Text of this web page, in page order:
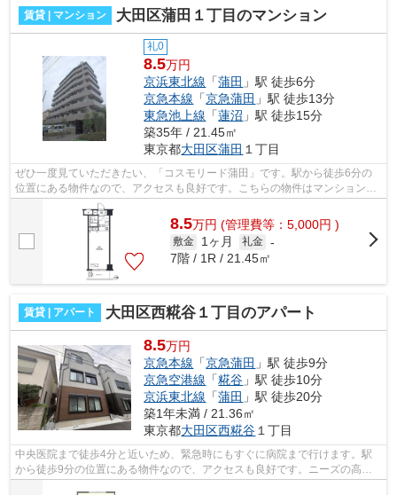
賃貸 | マンション 大田区蒲田１丁目のマンション
礼0
8.5万円
京浜東北線 「蒲田 」駅 徒歩6分
京急本線 「京急蒲田 」駅 徒歩13分
東急池上線 「蓮沼 」駅 徒歩15分
築35年 / 21.45㎡
東京都大田区蒲田 １丁目
ぜひ一度見ていただきたい、「コスモリード蒲田」です。駅から徒歩6分の
位置にある物件なので、アクセスも良好です。こちらの物件はマンションで
す。エレベーター付き物件です。大田区...
8.5万円 (管理費等：5,000円 )
敷金 1ヶ月 礼金 -
7階 / 1R / 21.45㎡
賃貸 | アパート 大田区西糀谷１丁目のアパート
8.5万円
京急本線 「京急蒲田 」駅 徒歩9分
京急空港線 「糀谷 」駅 徒歩10分
京浜東北線 「蒲田 」駅 徒歩20分
築1年未満 / 21.36㎡
東京都大田区西糀谷 １丁目
中央医院まで徒歩4分と近いため、緊急時にもすぐに病院まで行けます。駅
から徒歩9分の位置にある物件なので、アクセスも良好です。ニーズの高
い、令和7年築の物件で、オシャレな室内が...